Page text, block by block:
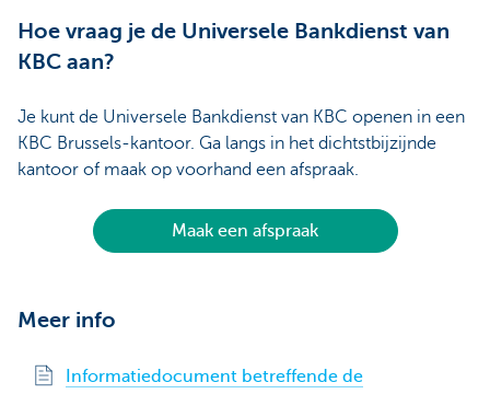
Hoe vraag je de Universele Bankdienst van
KBC aan?
Je kunt de Universele Bankdienst van KBC openen in een
KBC Brussels-kantoor. Ga langs in het dichtstbijzijnde
kantoor of maak op voorhand een afspraak.
Maak een afspraak
Meer info
Informatiedocument betreffende de